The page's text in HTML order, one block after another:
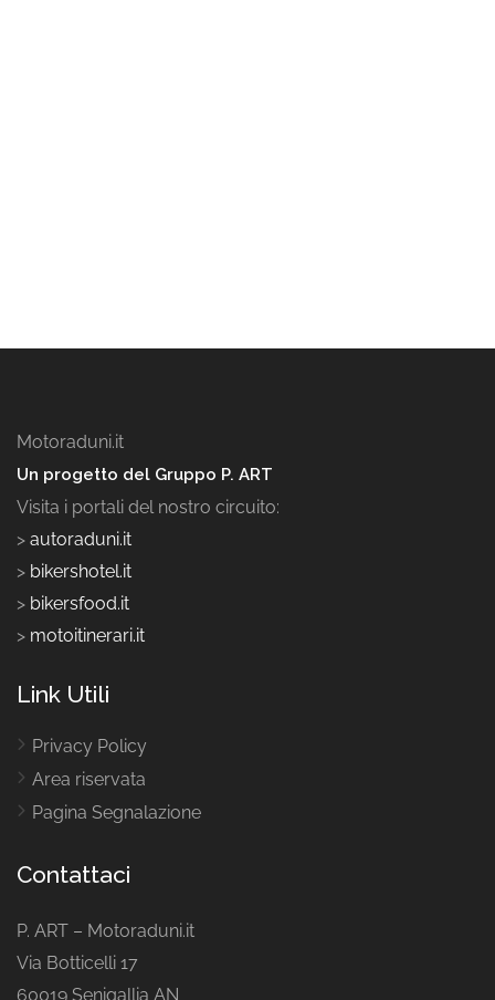
Motoraduni.it
Un progetto del Gruppo P. ART
Visita i portali del nostro circuito:
> autoraduni.it
> bikershotel.it
> bikersfood.it
> motoitinerari.it
Link Utili
Privacy Policy
Area riservata
Pagina Segnalazione
Contattaci
P. ART – Motoraduni.it
Via Botticelli 17
60019 Senigallia AN